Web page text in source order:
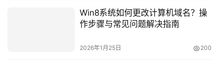
Win8系统如何更改计算机域名？操
作步骤与常见问题解决指南
2026年1月25日 200